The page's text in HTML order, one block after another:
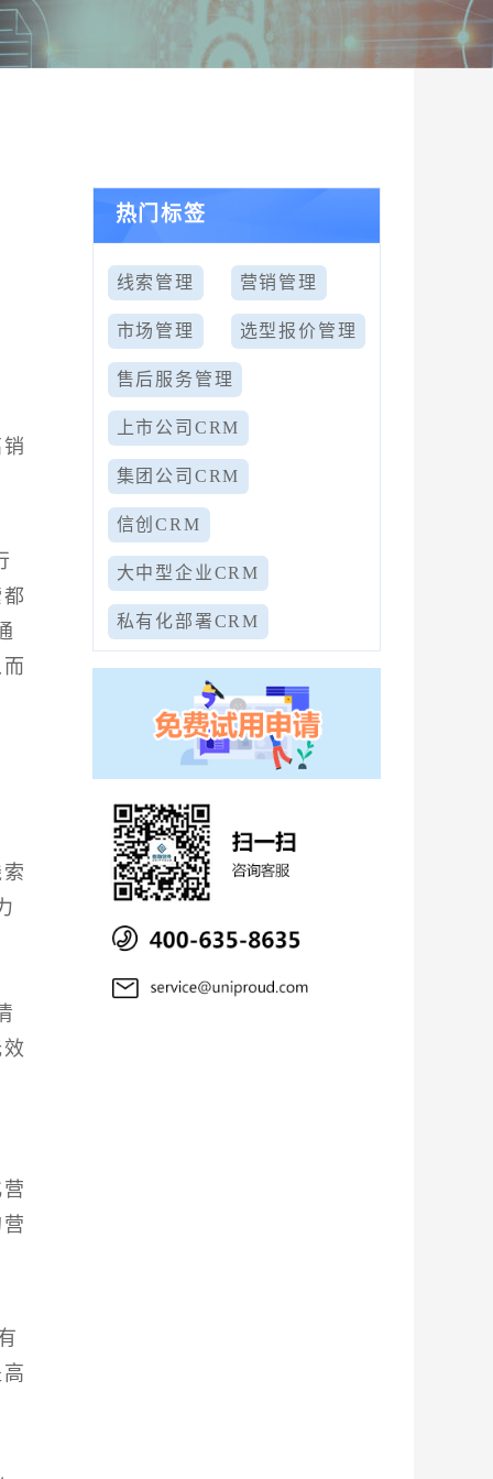
热门标签
线索管理 营销管理
市场管理 选型报价管理
售后服务管理
上市公司CRM
集团公司CRM
信创CRM
大中型企业CRM
私有化部署CRM